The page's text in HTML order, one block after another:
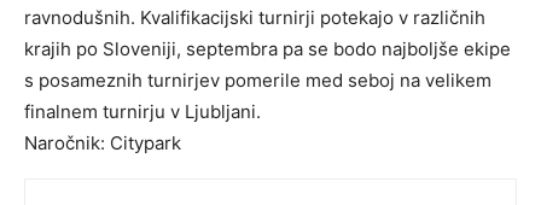
ravnodušnih. Kvalifikacijski turnirji potekajo v različnih
krajih po Sloveniji, septembra pa se bodo najboljše ekipe
s posameznih turnirjev pomerile med seboj na velikem
finalnem turnirju v Ljubljani.
Naročnik: Citypark